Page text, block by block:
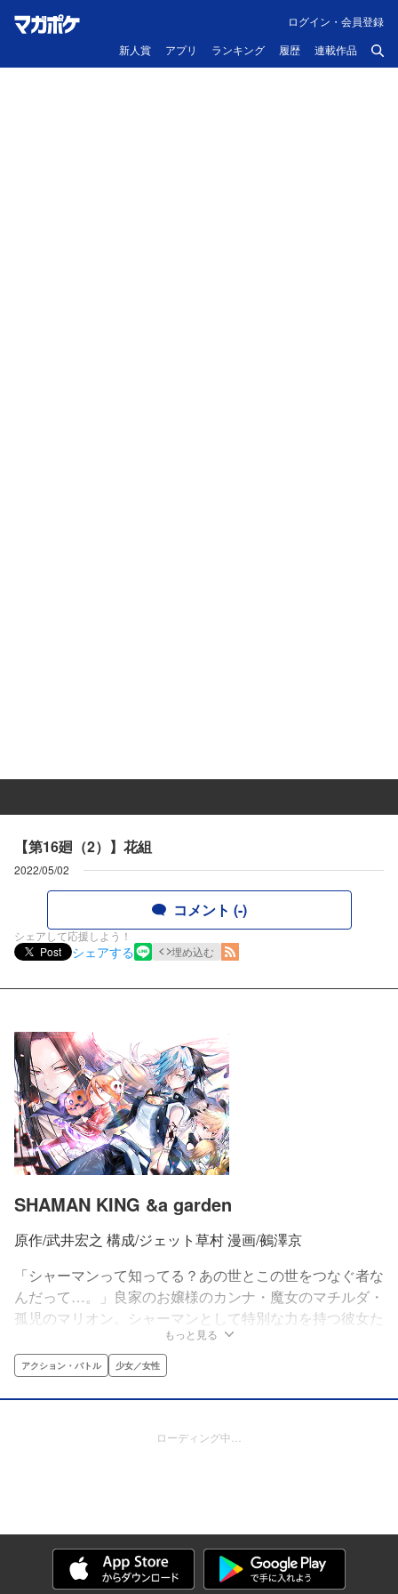
新人賞 アプリ ランキング 履歴 連載作品
ログイン・会員登録
【第16廻（2）】花組
2022/05/02
コメント (-)
シェアして応援しよう！
Post
シェアする 埋め込む
SHAMAN KING &a garden
原作/武井宏之 構成/ジェット草村 漫画/鵺澤京
「シャーマンって知ってる？あの世とこの世をつなぐ者な
んだって…。」良家のお嬢様のカンナ・魔女のマチルダ・
孤児のマリオン。シャーマンとして特別な力を持つ彼女た
ちは、小さな世界の中で孤独と戦っていた。圧倒的な力を
持つシャーマン・ハオと出会うまでは…。累計発行部数
3700万部超えの大HIT作『SHAMAN KING』。花組の過去
が明らかになる公式外伝、ついに開幕!!
もっと見る
アクション・バトル 少女／女性
ローディング中…